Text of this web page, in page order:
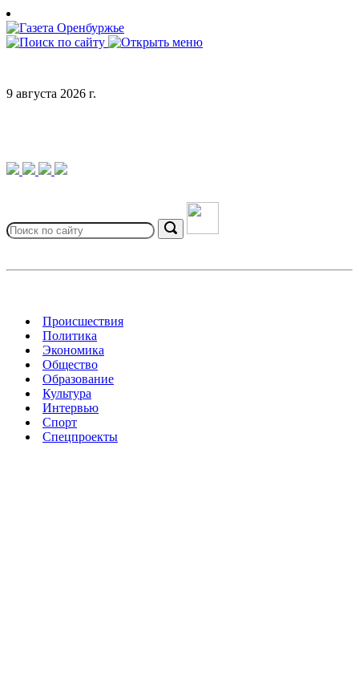
Skip
to
content
9 августа 2026 г.
for:
Search
Происшествия
Политика
Экономика
Общество
Образование
Культура
Интервью
Спорт
Спецпроекты